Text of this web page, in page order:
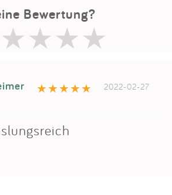
Bewertung?
2022-02-27